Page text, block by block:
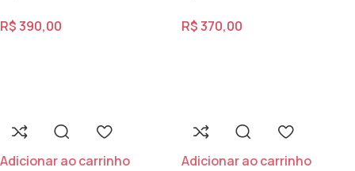
R$390,00 R$370,00
Adicionar ao carrinho Adicionar ao carrinho